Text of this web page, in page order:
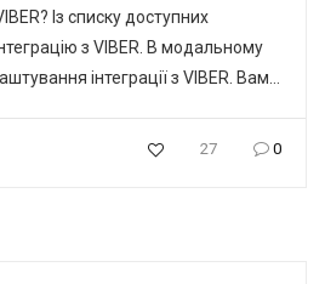
Із списку доступних
з VIBER. В модальному
інтеграції з VIBER. Вам…
27 0